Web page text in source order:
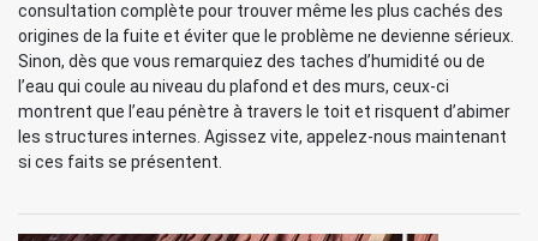
consultation complète pour trouver même les plus cachés des
origines de la fuite et éviter que le problème ne devienne sérieux.
Sinon, dès que vous remarquiez des taches d’humidité ou de
l’eau qui coule au niveau du plafond et des murs, ceux-ci
montrent que l’eau pénètre à travers le toit et risquent d’abimer
les structures internes. Agissez vite, appelez-nous maintenant
si ces faits se présentent.